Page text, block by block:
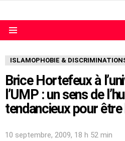
ISLAMOPHOBIE &
Brice Hortefeux à
l’UMP : un sens de
tendancieux pour
10 septembre, 2009, 18 h 52 min